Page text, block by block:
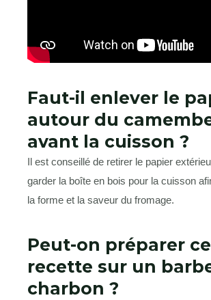
Faut-il enlever le
autour du
avant la cuisson ?
Il est conseillé de retirer le papier
garder la boîte en bois pour la cuisson
la forme et la saveur du fromage.
Peut-on préparer
recette sur un
charbon ?